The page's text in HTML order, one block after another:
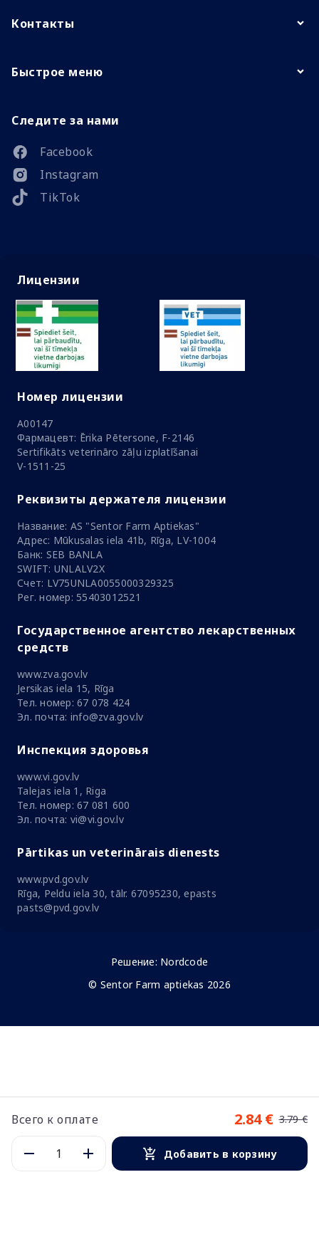
Всего к оплате 2.84 € 3.79 €
Добавить в корзину
Контакты
Быстрое меню
Следите за нами
Facebook
Instagram
TikTok
Лицензии
Номер лицензии
A00147
Фармацевт: Ērika Pētersone, F-2146
Sertifikāts veterināro zāļu izplatīšanai
V-1511-25
Реквизиты держателя лицензии
Название: AS "Sentor Farm Aptiekas"
Адрес: Mūkusalas iela 41b, Rīga, LV-1004
Банк: SEB BANLA
SWIFT: UNLALV2X
Счет: LV75UNLA0055000329325
Рег. номер: 55403012521
Государственное агентство лекарственных
средств
www.zva.gov.lv
Jersikas iela 15, Rīga
Тел. номер: 67 078 424
Эл. почта: info@zva.gov.lv
Инспекция здоровья
www.vi.gov.lv
Talejas iela 1, Riga
Тел. номер: 67 081 600
Эл. почта: vi@vi.gov.lv
Pārtikas un veterinārais dienests
www.pvd.gov.lv
Rīga, Peldu iela 30, tālr. 67095230, epasts
pasts@pvd.gov.lv
Решение: Nordcode
© Sentor Farm aptiekas 2026